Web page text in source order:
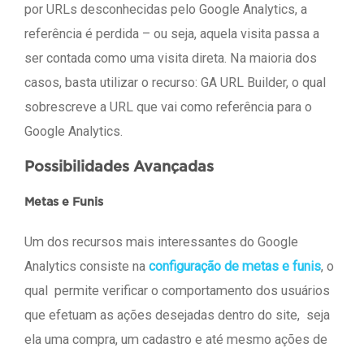
por URLs desconhecidas pelo Google Analytics, a
referência é perdida – ou seja, aquela visita passa a
ser contada como uma visita direta. Na maioria dos
casos, basta utilizar o recurso: GA URL Builder, o qual
sobrescreve a URL que vai como referência para o
Google Analytics.
Possibilidades Avançadas
Metas e Funis
Um dos recursos mais interessantes do Google
Analytics consiste na configuração de metas e funis, o
qual permite verificar o comportamento dos usuários
que efetuam as ações desejadas dentro do site, seja
ela uma compra, um cadastro e até mesmo ações de